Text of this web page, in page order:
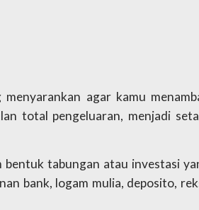
agar kamu
total pengeluaran, menjadi
bentuk tabungan atau investasi
bank, logam mulia, deposito,